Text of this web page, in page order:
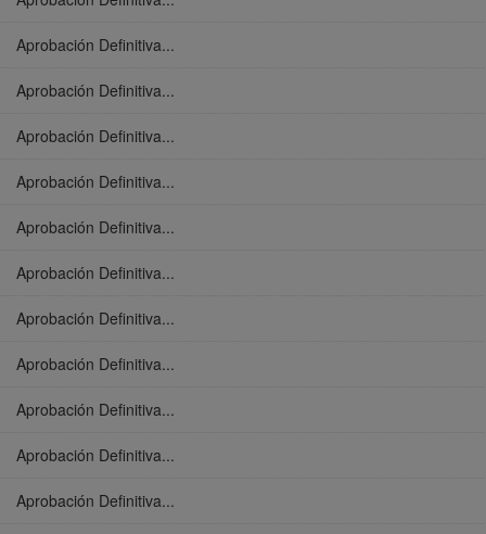
Aprobación Definitiva...
Aprobación Definitiva...
Aprobación Definitiva...
Aprobación Definitiva...
Aprobación Definitiva...
Aprobación Definitiva...
Aprobación Definitiva...
Aprobación Definitiva...
Aprobación Definitiva...
Aprobación Definitiva...
Aprobación Definitiva...